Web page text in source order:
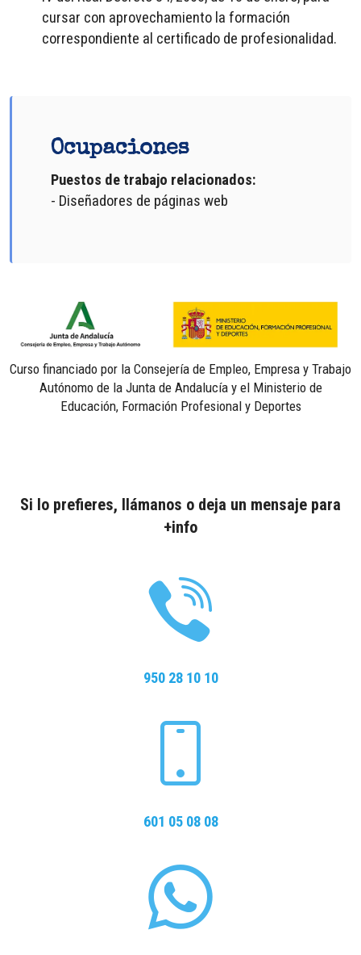
cursar con aprovechamiento la formación
correspondiente al certificado de profesionalidad.
Ocupaciones
Puestos de trabajo relacionados:
- Diseñadores de páginas web
Curso financiado por la Consejería de Empleo, Empresa y Trabajo
Autónomo de la Junta de Andalucía y el Ministerio de
Educación, Formación Profesional y Deportes
Si lo prefieres, llámanos o deja un mensaje para
+info
950 28 10 10
601 05 08 08